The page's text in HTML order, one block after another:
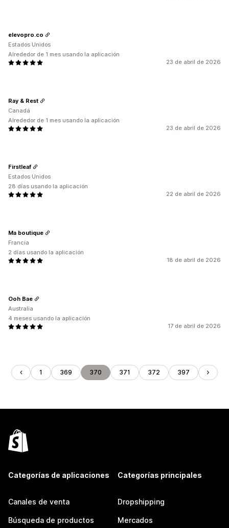
23 de abril de 2026
elevopro.co
Estados Unidos
Alrededor de 1 mes usando la aplicación
23 de abril de 2026
Ray & Rest
Canadá
Alrededor de 1 mes usando la aplicación
22 de abril de 2026
Firstleaf
Estados Unidos
28 días usando la aplicación
18 de abril de 2026
Ma boutique
Francia
2 días usando la aplicación
17 de abril de 2026
Ooh Bae
Australia
4 meses usando la aplicación
1 369 370 371 372 397
Categorías de aplicaciones
Canales de venta
Búsqueda de productos
Categorías principales
Dropshipping
Mercados